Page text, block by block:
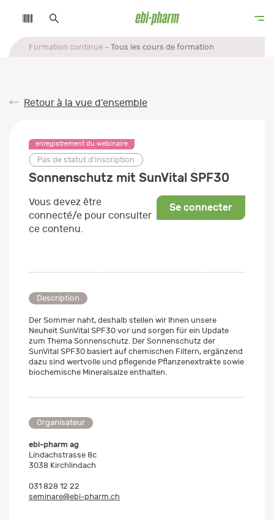
Formation continue Tous les cours de formation
Retour à la vue d’ensemble
enregistrement du webinaire
Pas de statut d’inscription
Sonnenschutz mit SunVital SPF30
Se connecter
Vous devez être
connecté/e pour consulter
ce contenu.
Description
Der Sommer naht, deshalb stellen wir Ihnen unsere
Neuheit SunVital SPF30 vor und sorgen für ein Update
zum Thema Sonnenschutz. Der Sonnenschutz der
SunVital SPF30 basiert auf chemischen Filtern, ergänzend
dazu sind wertvolle und pflegende Pflanzenextrakte sowie
biochemische Mineralsalze enthalten.
Organisateur
ebi-pharm ag
Lindachstrasse 8c
3038 Kirchlindach
031 828 12 22
seminare@ebi-pharm.ch